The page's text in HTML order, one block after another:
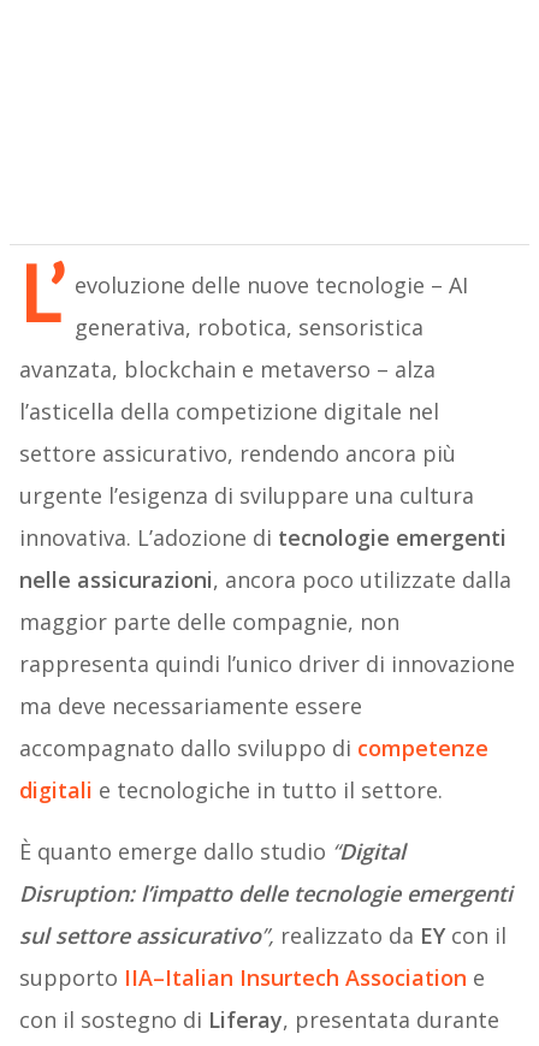
L’ evoluzione delle nuove tecnologie – AI
generativa, robotica, sensoristica
avanzata, blockchain e metaverso – alza
l’asticella della competizione digitale nel
settore assicurativo, rendendo ancora più
urgente l’esigenza di sviluppare una cultura
innovativa. L’adozione di tecnologie emergenti
nelle assicurazioni, ancora poco utilizzate dalla
maggior parte delle compagnie, non
rappresenta quindi l’unico driver di innovazione
ma deve necessariamente essere
accompagnato dallo sviluppo di competenze
digitali e tecnologiche in tutto il settore.
È quanto emerge dallo studio “Digital
Disruption: l’impatto delle tecnologie emergenti
sul settore assicurativo”, realizzato da EY con il
supporto IIA–Italian Insurtech Association e
con il sostegno di Liferay, presentata durante